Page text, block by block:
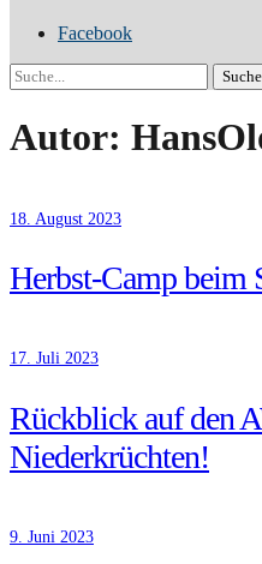
Facebook
Suche
Autor:
18. August 2023
Herbst-Camp beim
17. Juli 2023
Rückblick auf den
Niederkrüchten!
9. Juni 2023